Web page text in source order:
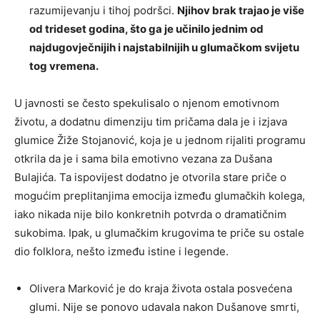
razumijevanju i tihoj podršci. Njihov brak trajao je više
od trideset godina, što ga je učinilo jednim od
najdugovječnijih i najstabilnijih u glumačkom svijetu
tog vremena.
U javnosti se često spekulisalo o njenom emotivnom
životu, a dodatnu dimenziju tim pričama dala je i izjava
glumice Žiže Stojanović, koja je u jednom rijaliti programu
otkrila da je i sama bila emotivno vezana za Dušana
Bulajića. Ta ispovijest dodatno je otvorila stare priče o
mogućim preplitanjima emocija između glumačkih kolega,
iako nikada nije bilo konkretnih potvrda o dramatičnim
sukobima. Ipak, u glumačkim krugovima te priče su ostale
dio folklora, nešto između istine i legende.
Olivera Marković je do kraja života ostala posvećena
glumi. Nije se ponovo udavala nakon Dušanove smrti,